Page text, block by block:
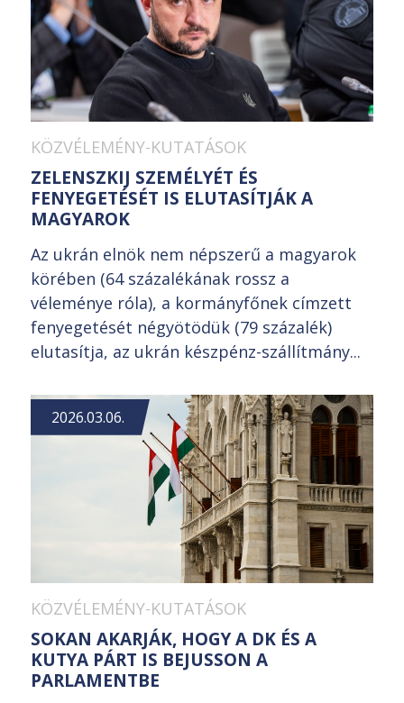
KÖZVÉLEMÉNY-KUTATÁSOK
ZELENSZKIJ SZEMÉLYÉT ÉS
FENYEGETÉSÉT IS ELUTASÍTJÁK A
MAGYAROK
Az ukrán elnök nem népszerű a magyarok
körében (64 százalékának rossz a
véleménye róla), a kormányfőnek címzett
fenyegetését négyötödük (79 százalék)
elutasítja, az ukrán készpénz-szállítmány...
2026.03.06.
KÖZVÉLEMÉNY-KUTATÁSOK
SOKAN AKARJÁK, HOGY A DK ÉS A
KUTYA PÁRT IS BEJUSSON A
PARLAMENTBE